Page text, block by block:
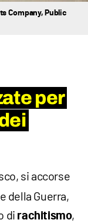
Company, Public
per
si accorse
della Guerra,
di rachitismo,